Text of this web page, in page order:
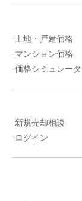
土地・戸建価格
マンション価格
価格シミュレー
新規売却相談
ログイン